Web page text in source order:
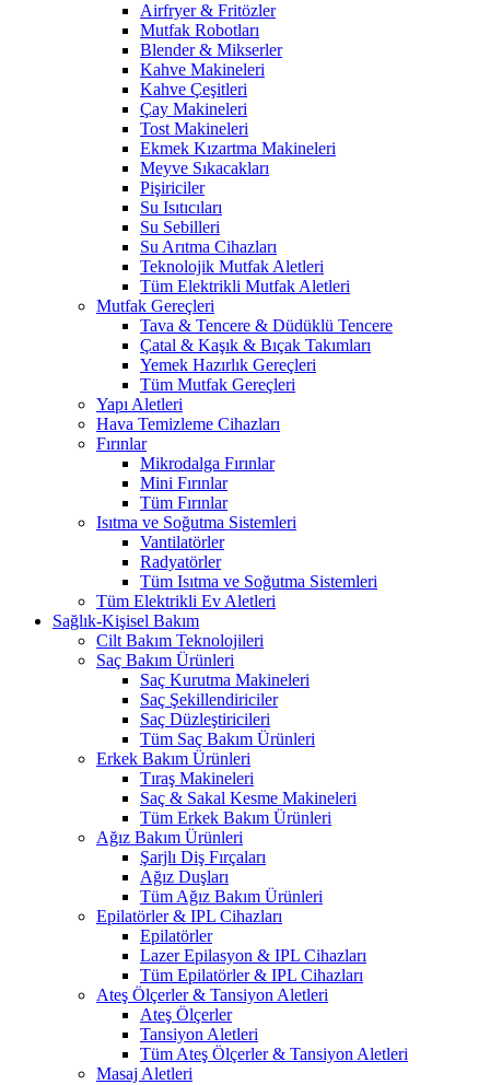
Airfryer & Fritözler
Mutfak Robotları
Blender & Mikserler
Kahve Makineleri
Kahve Çeşitleri
Çay Makineleri
Tost Makineleri
Ekmek Kızartma Makineleri
Meyve Sıkacakları
Pişiriciler
Su Isıtıcıları
Su Sebilleri
Su Arıtma Cihazları
Teknolojik Mutfak Aletleri
Tüm Elektrikli Mutfak Aletleri
Mutfak Gereçleri
Tava & Tencere & Düdüklü Tencere
Çatal & Kaşık & Bıçak Takımları
Yemek Hazırlık Gereçleri
Tüm Mutfak Gereçleri
Yapı Aletleri
Hava Temizleme Cihazları
Fırınlar
Mikrodalga Fırınlar
Mini Fırınlar
Tüm Fırınlar
Isıtma ve Soğutma Sistemleri
Vantilatörler
Radyatörler
Tüm Isıtma ve Soğutma Sistemleri
Tüm Elektrikli Ev Aletleri
Sağlık-Kişisel Bakım
Cilt Bakım Teknolojileri
Saç Bakım Ürünleri
Saç Kurutma Makineleri
Saç Şekillendiriciler
Saç Düzleştiricileri
Tüm Saç Bakım Ürünleri
Erkek Bakım Ürünleri
Tıraş Makineleri
Saç & Sakal Kesme Makineleri
Tüm Erkek Bakım Ürünleri
Ağız Bakım Ürünleri
Şarjlı Diş Fırçaları
Ağız Duşları
Tüm Ağız Bakım Ürünleri
Epilatörler & IPL Cihazları
Epilatörler
Lazer Epilasyon & IPL Cihazları
Tüm Epilatörler & IPL Cihazları
Ateş Ölçerler & Tansiyon Aletleri
Ateş Ölçerler
Tansiyon Aletleri
Tüm Ateş Ölçerler & Tansiyon Aletleri
Masaj Aletleri